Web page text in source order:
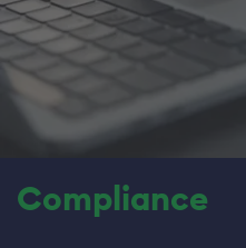
Compliance